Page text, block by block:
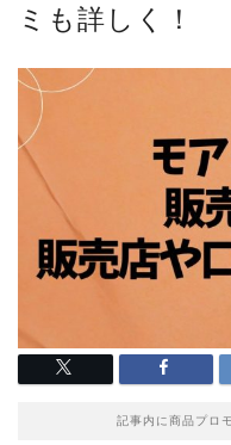
ミも詳しく！
記事内に商品プロ